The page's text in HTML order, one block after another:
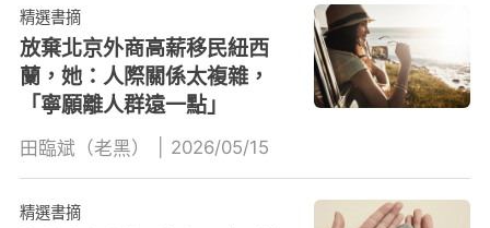
精選書摘
放棄北京外商高薪移民紐西
蘭，她：人際關係太複雜，
「寧願離人群遠一點」
田臨斌（老黑） 2026/05/15
精選書摘